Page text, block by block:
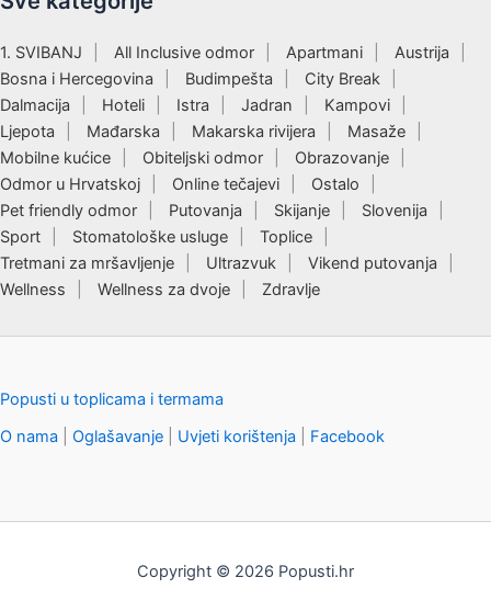
1. SVIBANJ All Inclusive odmor Apartmani
Austrija
Bosna i Hercegovina
Budimpešta
City Break
Dalmacija
Hoteli Istra Jadran
Kampovi
Ljepota
Mađarska Makarska rivijera
Masaže
Mobilne kućice
Obiteljski odmor
Obrazovanje
Odmor u Hrvatskoj
Online tečajevi
Ostalo
Pet friendly odmor
Putovanja Skijanje
Slovenija
Sport
Stomatološke usluge
Toplice
Tretmani za mršavljenje
Ultrazvuk
Vikend putovanja
Wellness
Wellness za dvoje Zdravlje
Popusti u toplicama i termama
O nama
Oglašavanje Uvjeti korištenja Facebook
Copyright © 2026 Popusti.hr